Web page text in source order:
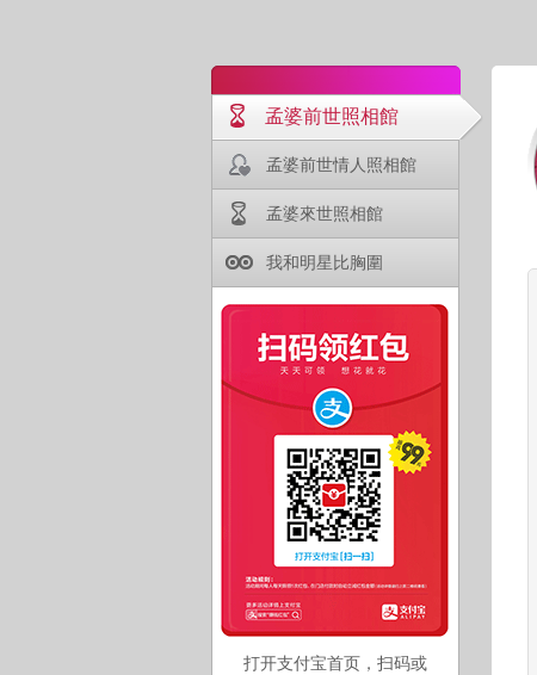
孟婆前世照相館
孟婆前世情人照相館
孟婆來世照相館
我和明星比胸圍
打开支付宝首页，扫码或